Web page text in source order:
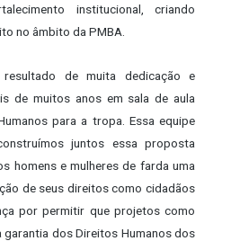
institucional, criando
no âmbito da PMBA.
de muita dedicação e
de muitos anos em sala de aula
para a tropa. Essa equipe
juntos essa proposta
homens e mulheres de farda uma
de seus direitos como cidadãos
por permitir que projetos como
garantia dos Direitos Humanos dos